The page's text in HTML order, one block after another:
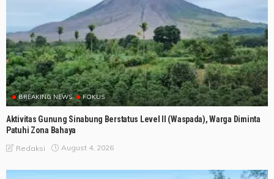
BREAKING NEWS FOKUS
Aktivitas Gunung Sinabung Berstatus Level II (Waspada), Warga Diminta
Patuhi Zona Bahaya
Redaksi August 4, 2026